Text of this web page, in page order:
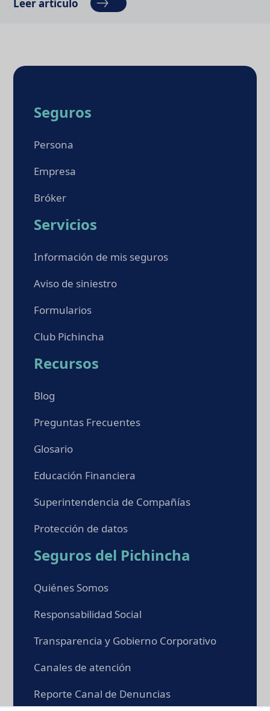
Leer artículo
Seguros
Persona
Empresa
Bróker
Servicios
Información de mis seguros
Aviso de siniestro
Formularios
Club Pichincha
Recursos
Blog
Preguntas Frecuentes
Glosario
Educación Financiera
Superintendencia de Compañías
Protección de datos
Seguros del Pichincha
Quiénes Somos
Responsabilidad Social
Transparencia y Gobierno Corporativo
Canales de atención
Reporte Canal de Denuncias